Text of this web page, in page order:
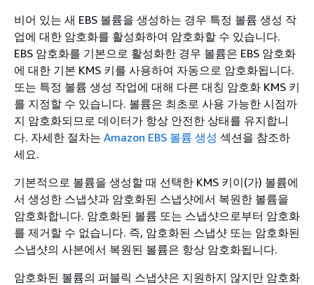
비어 있는 새 EBS 볼륨을 생성하는 경우 특정 볼륨 생성 작
업에 대한 암호화를 활성화하여 암호화할 수 있습니다.
EBS 암호화를 기본으로 활성화한 경우 볼륨은 EBS 암호화
에 대한 기본 KMS 키를 사용하여 자동으로 암호화됩니다.
또는 특정 볼륨 생성 작업에 대해 다른 대칭 암호화 KMS 키
를 지정할 수 있습니다. 볼륨은 최초로 사용 가능한 시점까
지 암호화되므로 데이터가 항상 안전한 상태를 유지합니
다. 자세한 절차는 Amazon EBS 볼륨 생성 섹션을 참조하
세요.
기본적으로 볼륨을 생성할 때 선택한 KMS 키이(가) 볼륨에
서 생성한 스냅샷과 암호화된 스냅샷에서 복원한 볼륨을
암호화합니다. 암호화된 볼륨 또는 스냅샷으로부터 암호화
를 제거할 수 없습니다. 즉, 암호화된 스냅샷 또는 암호화된
스냅샷의 사본에서 복원된 볼륨은 항상 암호화됩니다.
암호화된 볼륨의 퍼블릭 스냅샷은 지원하지 않지만 암호화